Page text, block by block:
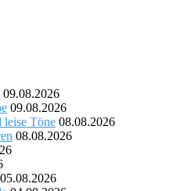
09.08.2026
09.08.2026
leise Töne 08.08.2026
08.08.2026
05.08.2026